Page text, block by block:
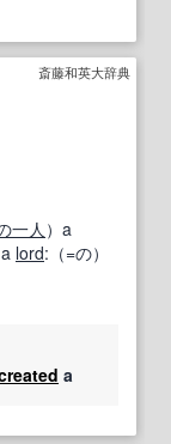
斎藤和英大辞典
一人 ）a
lord:（=の）
a